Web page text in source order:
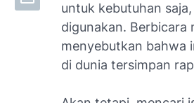
untuk kebutuhan
digunakan. Berbicara
menyebutkan bahwa
di dunia tersimpan